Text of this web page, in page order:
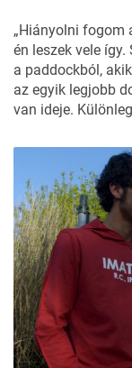
„Hiányolni fogom
én leszek vele
a paddockból,
az egyik legjobb
van ideje.